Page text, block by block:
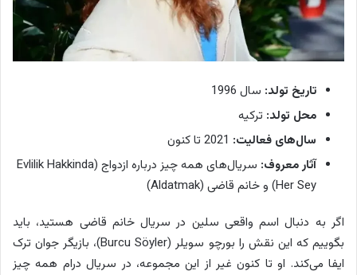
تاریخ تولد: سال 1996
محل تولد: ترکیه
سال‌های فعالیت:
آثار معروف:
سریال‌های همه چیز درباره ازدواج (Evlilik Hakkinda
Her Sey) و خانم قاضی (Aldatmak)
اگر به دنبال اسم واقعی سلین در سریال خانم قاضی هستید، باید
بگوییم که این نقش را بورچو سویلر (Burcu Söyler)، بازیگر جوان ترک
ایفا می‌کند. او تا کنون غیر از این مجموعه، در سریال درام همه چیز